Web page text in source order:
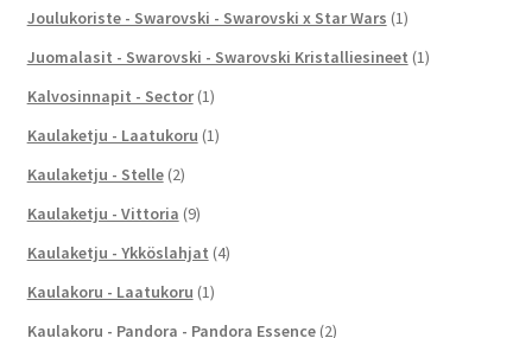
Joulukoriste - Swarovski - Swarovski x Star Wars (1)
Juomalasit - Swarovski - Swarovski Kristalliesineet (1)
Kalvosinnapit - Sector (1)
Kaulaketju - Laatukoru (1)
Kaulaketju - Stelle (2)
Kaulaketju - Vittoria (9)
Kaulaketju - Ykköslahjat (4)
Kaulakoru - Laatukoru (1)
Kaulakoru - Pandora - Pandora Essence (2)